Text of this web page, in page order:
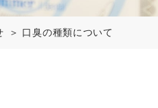
口臭の種類について